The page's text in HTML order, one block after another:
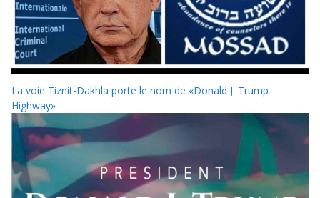
La voie Tiznit-Dakhla porte le nom de «Donald J. Trump
Highway»